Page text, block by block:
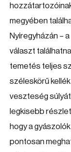
megyében
Nyíregyházán –
választ
temetés teljes
széleskörű
veszteség
legkisebb
hogy a
pontosan